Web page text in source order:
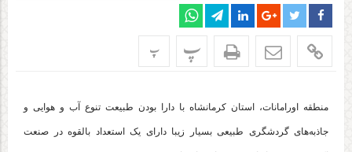
پ پ
منطقه اورامانات، استان کرمانشاه با دارا بودن طبیعت تنوع آب و هوایی و
جاذبه‌های گردشگری طبیعی بسیار زیبا دارای یک استعداد بالقوه در صنعت